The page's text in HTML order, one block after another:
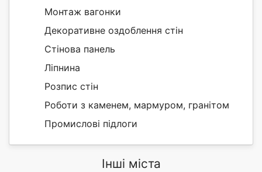
Монтаж вагонки
Декоративне оздоблення стін
Стінова панель
Ліпнина
Розпис стін
Роботи з каменем, мармуром, гранітом
Промислові підлоги
Інші міста